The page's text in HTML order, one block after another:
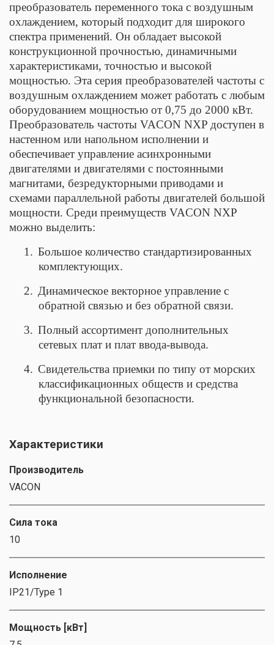
преобразователь переменного тока с воздушным
охлаждением, который подходит для широкого
спектра применений. Он обладает высокой
конструкционной прочностью, динамичными
характеристиками, точностью и высокой
мощностью. Эта серия преобразователей частоты с
воздушным охлаждением может работать с любым
оборудованием мощностью от 0,75 до 2000 кВт.
Преобразователь частоты VACON NXP доступен в
настенном или напольном исполнении и
обеспечивает управление асинхронными
двигателями и двигателями с постоянными
магнитами, безредукторными приводами и
схемами параллельной работы двигателей большой
мощности. Среди преимуществ VACON NXP
можно выделить:
1. Большое количество стандартизированных
комплектующих.
2. Динамическое векторное управление с
обратной связью и без обратной связи.
3. Полный ассортимент дополнительных
сетевых плат и плат ввода-вывода.
4. Свидетельства приемки по типу от морских
классификационных обществ и средства
функциональной безопасности.
Характеристики
Производитель
VACON
Сила тока
10
Исполнение
IP21/Type 1
Мощность [кВт]